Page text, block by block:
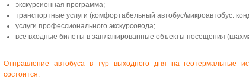
экскурсионная программа;
транспортные услуги (комфортабельный автобус/микроавтобус:
услуги профессионального экскурсовода;
все входные билеты в запланированные объекты посещения
Отправление автобуса в тур выходного дня на геотермальные
состоится: